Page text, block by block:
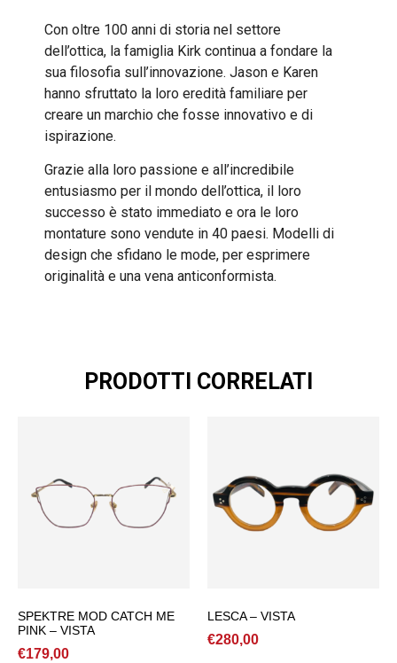
Con oltre 100 anni di storia nel settore
dell’ottica, la famiglia Kirk continua a fondare la
sua filosofia sull’innovazione. Jason e Karen
hanno sfruttato la loro eredità familiare per
creare un marchio che fosse innovativo e di
ispirazione.
Grazie alla loro passione e all’incredibile
entusiasmo per il mondo dell’ottica, il loro
successo è stato immediato e ora le loro
montature sono vendute in 40 paesi. Modelli di
design che sfidano le mode, per esprimere
originalità e una vena anticonformista.
PRODOTTI CORRELATI
SPEKTRE MOD CATCH ME
PINK – VISTA
€179,00
LESCA – VISTA
€280,00